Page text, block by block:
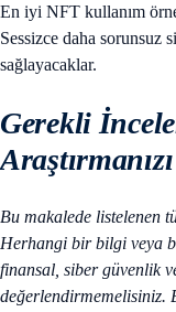
En iyi NFT kullanım
Sessizce daha sorunsuz
sağlayacaklar.
Gerekli
Bu makalede listelenen
Herhangi bir bilgi veya
finansal, siber güvenlik
değerlendirmemelisiniz.